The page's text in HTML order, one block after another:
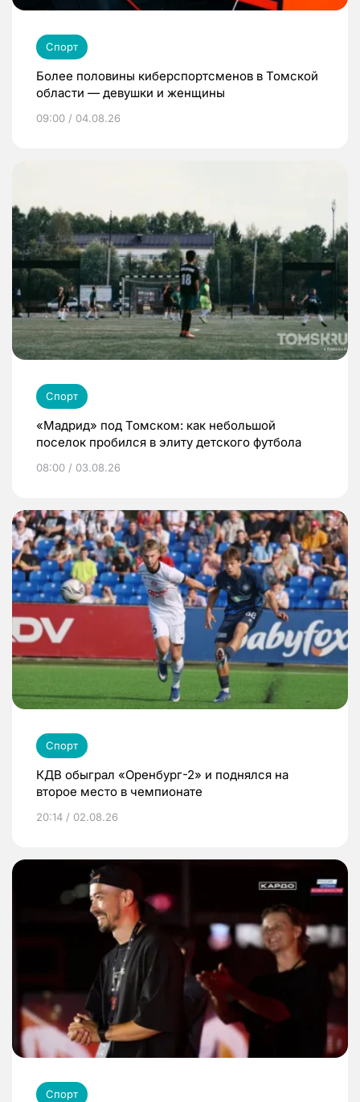
Спорт
Более половины киберспортсменов в Томской
области — девушки и женщины
09:00 / 04.08.26
Спорт
«Мадрид» под Томском: как небольшой
поселок пробился в элиту детского футбола
08:00 / 03.08.26
Спорт
КДВ обыграл «Оренбург-2» и поднялся на
второе место в чемпионате
20:14 / 02.08.26
Спорт